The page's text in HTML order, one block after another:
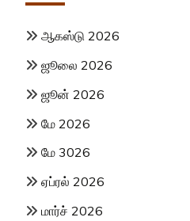
ஆகஸ்டு 2026
ஜூலை 2026
ஜூன் 2026
மே 2026
மே 3026
ஏப்ரல் 2026
மார்ச் 2026